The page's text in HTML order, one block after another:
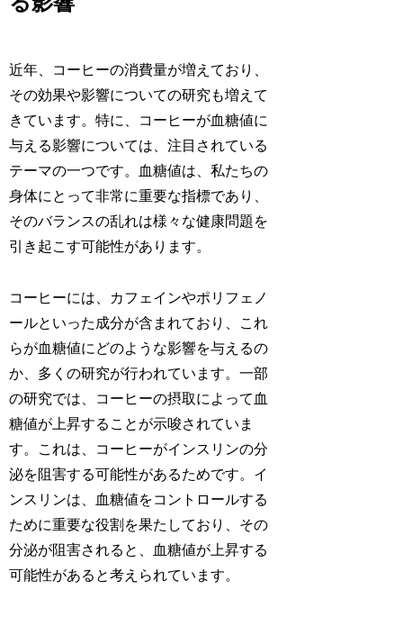
近年、コーヒーの消費量が増えており、
その効果や影響についての研究も増えて
きています。特に、コーヒーが血糖値に
与える影響については、注目されている
テーマの一つです。血糖値は、私たちの
身体にとって非常に重要な指標であり、
そのバランスの乱れは様々な健康問題を
引き起こす可能性があります。
コーヒーには、カフェインやポリフェノ
ールといった成分が含まれており、これ
らが血糖値にどのような影響を与えるの
か、多くの研究が行われています。一部
の研究では、コーヒーの摂取によって血
糖値が上昇することが示唆されていま
す。これは、コーヒーがインスリンの分
泌を阻害する可能性があるためです。イ
ンスリンは、血糖値をコントロールする
ために重要な役割を果たしており、その
分泌が阻害されると、血糖値が上昇する
可能性があると考えられています。